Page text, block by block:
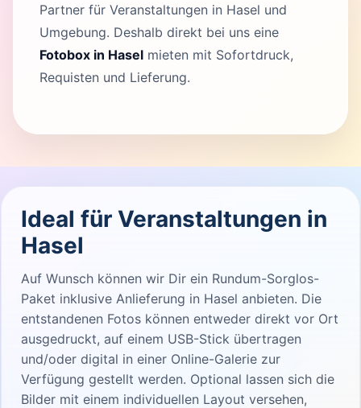
Partner für Veranstaltungen in Hasel und
Umgebung. Deshalb direkt bei uns eine
Fotobox in Hasel mieten mit Sofortdruck,
Requisten und Lieferung.
Ideal für Veranstaltungen in
Hasel
Auf Wunsch können wir Dir ein Rundum-Sorglos-
Paket inklusive Anlieferung in Hasel anbieten. Die
entstandenen Fotos können entweder direkt vor Ort
ausgedruckt, auf einem USB-Stick übertragen
und/oder digital in einer Online-Galerie zur
Verfügung gestellt werden. Optional lassen sich die
Bilder mit einem individuellen Layout versehen,